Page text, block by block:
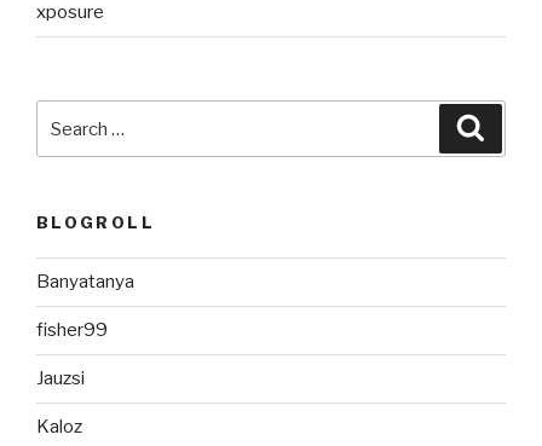
xposure
for:
BLOGROLL
Banyatanya
fisher99
Jauzsi
Kaloz